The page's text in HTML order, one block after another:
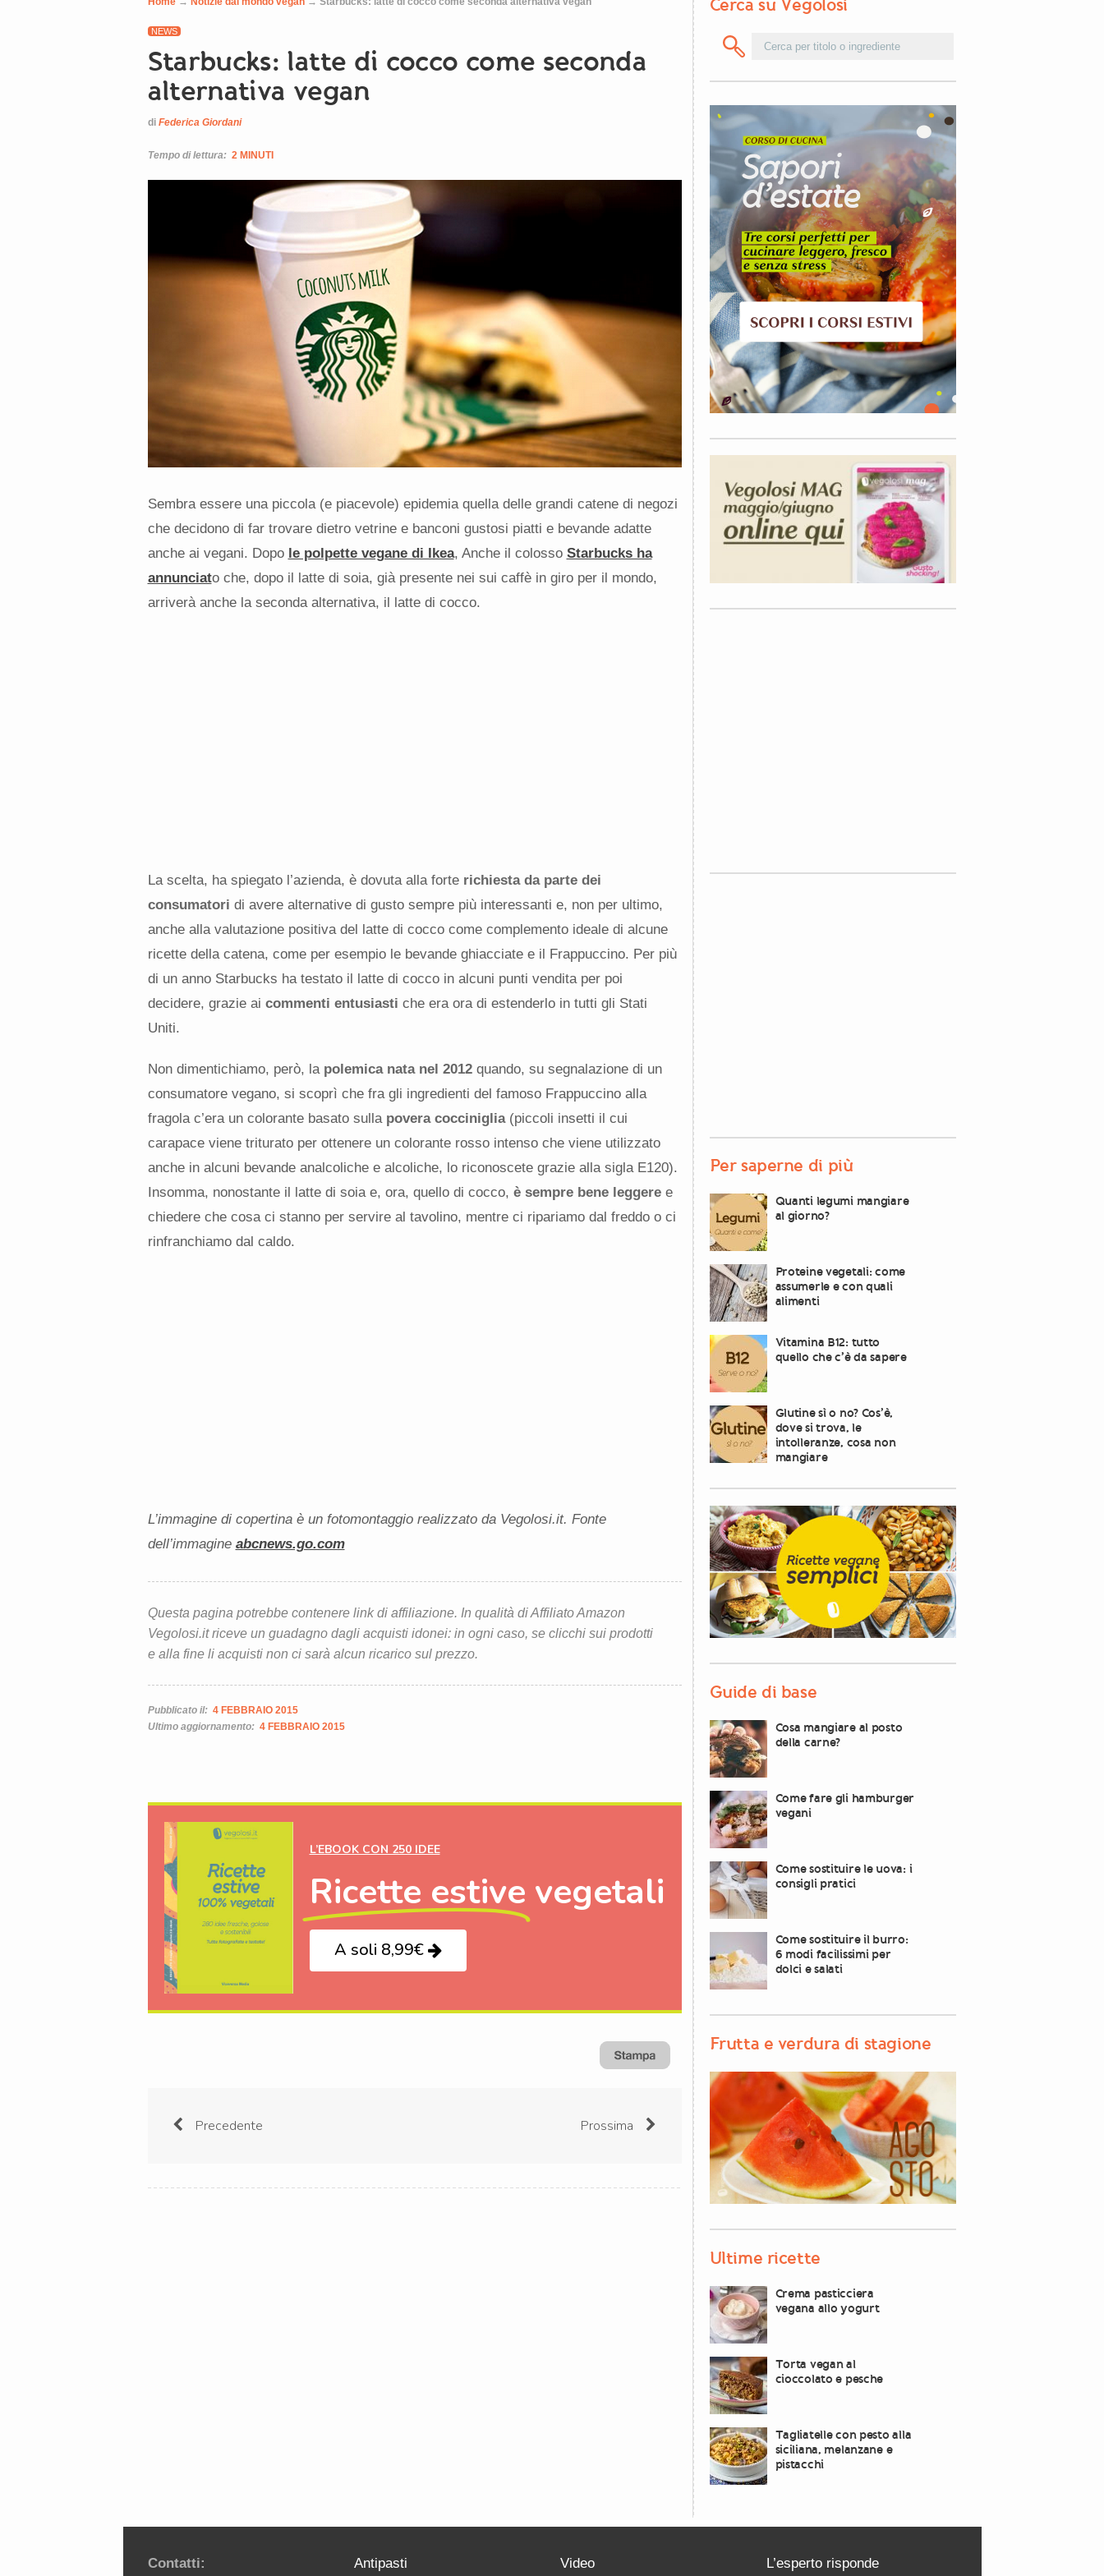
NEWS
Starbucks: latte di cocco come seconda
alternativa vegan
di Federica Giordani
Tempo di lettura: 2 MINUTI
Sembra essere una piccola (e piacevole) epidemia quella delle grandi catene di negozi
che decidono di far trovare dietro vetrine e banconi gustosi piatti e bevande adatte
anche ai vegani. Dopo le polpette vegane di Ikea, Anche il colosso Starbucks ha
annunciato che, dopo il latte di soia, già presente nei sui caffè in giro per il mondo,
arriverà anche la seconda alternativa, il latte di cocco.
La scelta, ha spiegato l’azienda, è dovuta alla forte richiesta da parte dei
consumatori di avere alternative di gusto sempre più interessanti e, non per ultimo,
anche alla valutazione positiva del latte di cocco come complemento ideale di alcune
ricette della catena, come per esempio le bevande ghiacciate e il Frappuccino. Per più
di un anno Starbucks ha testato il latte di cocco in alcuni punti vendita per poi
decidere, grazie ai commenti entusiasti che era ora di estenderlo in tutti gli Stati
Uniti.
Non dimentichiamo, però, la polemica nata nel 2012quando, su segnalazione di un
consumatore vegano, si scoprì che fra gli ingredienti del famoso Frappuccino alla
fragola c’era un colorante basato sulla povera cocciniglia(piccoli insetti il cui
carapace viene triturato per ottenere un colorante rosso intenso che viene utilizzato
anche in alcuni bevande analcoliche e alcoliche, lo riconoscete grazie alla sigla E120).
Insomma, nonostante il latte di soia e, ora, quello di cocco, è sempre bene leggeree
chiedere che cosa ci stanno per servire al tavolino, mentre ci ripariamo dal freddo o ci
rinfranchiamo dal caldo.
L’immagine di copertina è un fotomontaggio realizzato da Vegolosi.it. Fonte
dell’immagine abcnews.go.com
Questa pagina potrebbe contenere link di affiliazione. In qualità di Affiliato Amazon
Vegolosi.it riceve un guadagno dagli acquisti idonei: in ogni caso, se clicchi sui prodotti
e alla fine li acquisti non ci sarà alcun ricarico sul prezzo.
Pubblicato il: 4 FEBBRAIO 2015
Ultimo aggiornamento: 4 FEBBRAIO 2015
L’EBOOK CON 250 IDEE
Ricette estive vegetali
A soli 8,99€
Precedente Prossima
Cerca su Vegolosi
Per saperne di più
Quanti legumi mangiare
al giorno?
Proteine vegetali: come
assumerle e con quali
alimenti
Vitamina B12: tutto
quello che c’è da sapere
Glutine sì o no? Cos’è,
dove si trova, le
intolleranze, cosa non
mangiare
Guide di base
Cosa mangiare al posto
della carne?
Come fare gli hamburger
vegani
Come sostituire le uova: i
consigli pratici
Come sostituire il burro:
6 modi facilissimi per
dolci e salati
Frutta e verdura di stagione
Ultime ricette
Crema pasticciera
vegana allo yogurt
Torta vegan al
cioccolato e pesche
Tagliatelle con pesto alla
siciliana, melanzane e
pistacchi
Contatti: Antipasti Video L’esperto risponde